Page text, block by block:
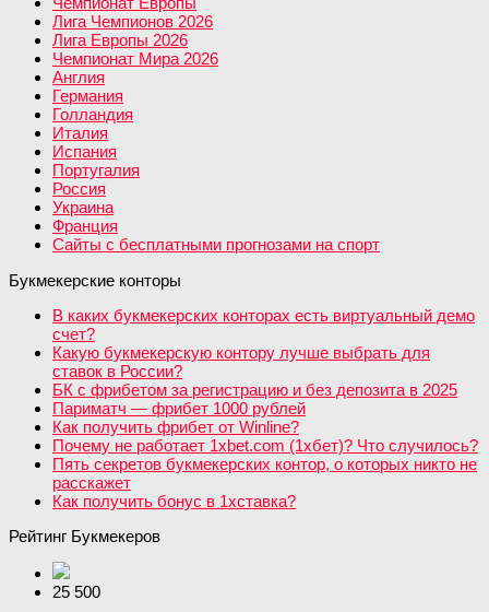
Лига Чемпионов 2026
Лига Европы 2026
Чемпионат Мира 2026
Англия
Германия
Голландия
Италия
Испания
Португалия
Россия
Украина
Франция
Сайты с бесплатными прогнозами на спорт
Букмекерские конторы
В каких букмекерских конторах есть виртуальный демо
счет?
Какую букмекерскую контору лучше выбрать для
ставок в России?
БК с фрибетом за регистрацию и без депозита в 2025
Париматч — фрибет 1000 рублей
Как получить фрибет от Winline?
Почему не работает 1xbet.com (1хбет)? Что случилось?
Пять секретов букмекерских контор, о которых никто не
расскажет
Как получить бонус в 1хставка?
Рейтинг Букмекеров
25 500